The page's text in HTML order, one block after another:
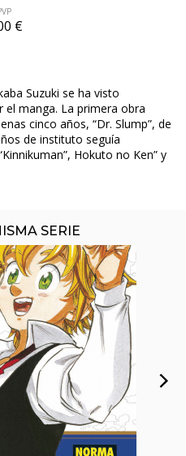
€
Suzuki se ha visto
manga. La primera obra
cinco años, “Dr. Slump”, de
de instituto seguía
Hokuto no Ken” y
SERIE